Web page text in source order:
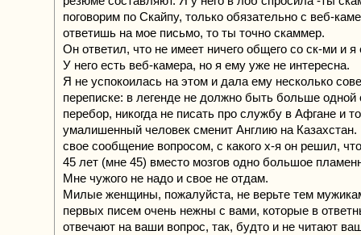
поговорим по Скайпу, только обязательно с веб-
ответишь на мое письмо, то ты точно скаммер.
Он ответил, что не имеет ничего общего со ск-ми и я
У него есть веб-камера, но я ему уже не интересна.
Я не успокоилась на этом и дала ему несколько
переписке: в легенде не должно быть больше одной
перебор, никогда не писать про службу в Афгане и
умалишенный человек сменит Англию на
свое сообщение вопросом, с какого х-я он решил,
45 лет (мне 45) вместо мозгов одно большое
Мне чужого не надо и свое не отдам.
Милые женщины, пожалуйста, не верьте тем
первых писем очень нежны с вами, которые в
отвечают на ваши вопрос, так, будто и не читают